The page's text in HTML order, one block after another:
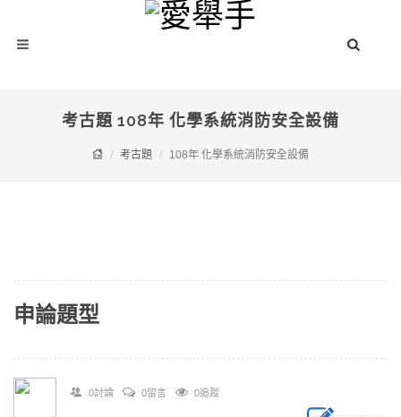
考古題 108年 化學系統消防安全設備
考古題 108年 化學系統消防安全設備
申論題型
0討論 0留言 0追蹤